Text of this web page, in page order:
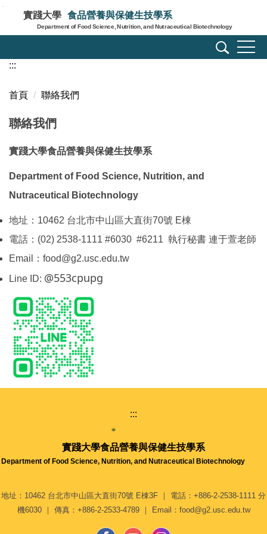
主
內
區
實踐大學 食品營養與保健生技學系
Department of Food Science, Nutrition, and Nutraceutical Biotechnology
:::
首頁 聯絡我們
聯絡我們
實踐大學食品營養與保健生技學系
Department of Food Science, Nutrition, and
Nutraceutical Biotechnology
地址：10462 台北市中山區大直街70號 E棟
電話：(02) 2538-1111 #6030 #6211 執行秘書 連于萱老師
Email：food@g2.usc.edu.tw
Line ID: @553cpupg
:::
實踐大學食品營養與保健生技學系
Department of Food Science, Nutrition, and Nutraceutical Biotechnology
地址：10462 台北市中山區大直街70號 E棟3F ｜ 電話：+886-2-2538-1111 分
機6030 ｜ 傳真：+886-2-2533-4789 ｜ Email：food@g2.usc.edu.tw